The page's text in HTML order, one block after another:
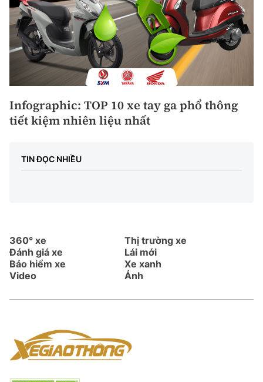
Infographic: TOP 10 xe tay ga phổ thông
tiết kiệm nhiên liệu nhất
TIN ĐỌC NHIỀU
360° xe
Thị trường xe
Đánh giá xe
Lái mới
Bảo hiểm xe
Xe xanh
Video
Ảnh